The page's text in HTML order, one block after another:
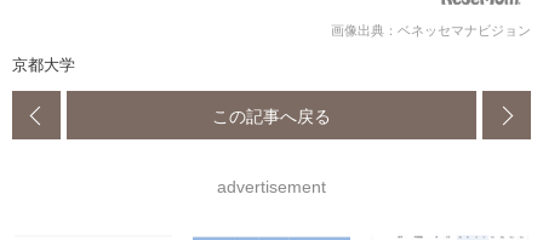
画像出典：ベネッセマナビジョン
京都大学
この記事へ戻る
advertisement